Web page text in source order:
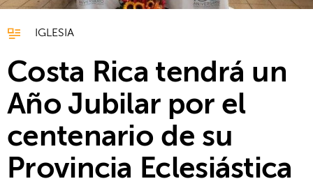
IGLESIA
Costa Rica tendrá un
Año Jubilar por el
centenario de su
Provincia Eclesiástica